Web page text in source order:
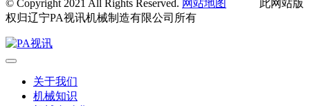
© Copyright 2021 All Rights Reserved. 网站地图
此网站版
权归辽宁PA视讯机械制造有限公司所有
关于我们
机械知识